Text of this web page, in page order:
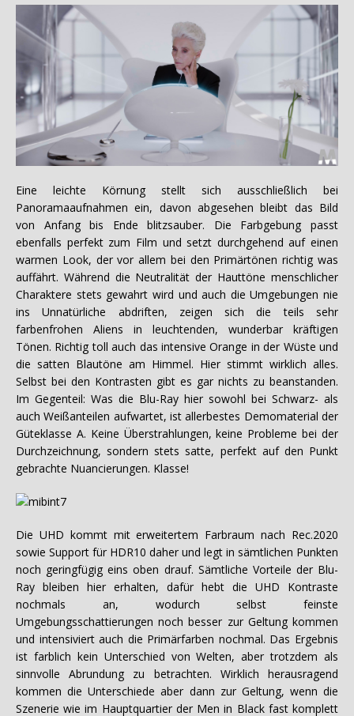
Eine leichte Körnung stellt sich ausschließlich bei
Panoramaaufnahmen ein, davon abgesehen bleibt das Bild
von Anfang bis Ende blitzsauber. Die Farbgebung passt
ebenfalls perfekt zum Film und setzt durchgehend auf einen
warmen Look, der vor allem bei den Primärtönen richtig was
auffährt. Während die Neutralität der Hauttöne menschlicher
Charaktere stets gewahrt wird und auch die Umgebungen nie
ins Unnatürliche abdriften, zeigen sich die teils sehr
farbenfrohen Aliens in leuchtenden, wunderbar kräftigen
Tönen. Richtig toll auch das intensive Orange in der Wüste und
die satten Blautöne am Himmel. Hier stimmt wirklich alles.
Selbst bei den Kontrasten gibt es gar nichts zu beanstanden.
Im Gegenteil: Was die Blu-Ray hier sowohl bei Schwarz- als
auch Weißanteilen aufwartet, ist allerbestes Demomaterial der
Güteklasse A. Keine Überstrahlungen, keine Probleme bei der
Durchzeichnung, sondern stets satte, perfekt auf den Punkt
gebrachte Nuancierungen. Klasse!
Die UHD kommt mit erweitertem Farbraum nach Rec.2020
sowie Support für HDR10 daher und legt in sämtlichen Punkten
noch geringfügig eins oben drauf. Sämtliche Vorteile der Blu-
Ray bleiben hier erhalten, dafür hebt die UHD Kontraste
nochmals an, wodurch selbst feinste
Umgebungsschattierungen noch besser zur Geltung kommen
und intensiviert auch die Primärfarben nochmal. Das Ergebnis
ist farblich kein Unterschied von Welten, aber trotzdem als
sinnvolle Abrundung zu betrachten. Wirklich herausragend
kommen die Unterschiede aber dann zur Geltung, wenn die
Szenerie wie im Hauptquartier der Men in Black fast komplett